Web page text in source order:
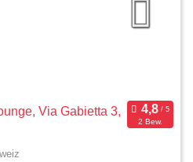
Via Gabietta 3,
2 Bew.